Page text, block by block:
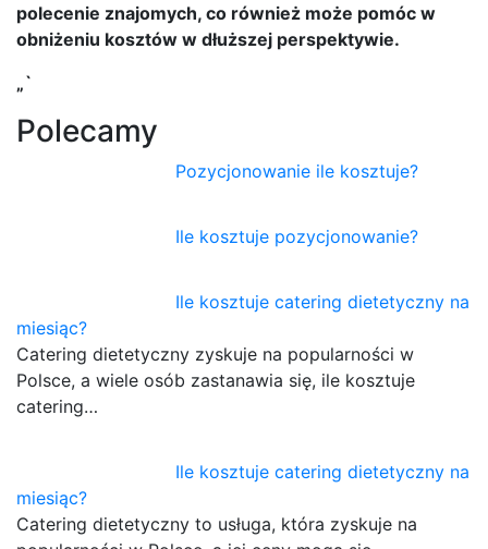
polecenie znajomych, co również może pomóc w
obniżeniu kosztów w dłuższej perspektywie.
„`
Polecamy
Pozycjonowanie ile kosztuje?
Ile kosztuje pozycjonowanie?
Ile kosztuje catering dietetyczny na
miesiąc?
Catering dietetyczny zyskuje na popularności w
Polsce, a wiele osób zastanawia się, ile kosztuje
catering…
Ile kosztuje catering dietetyczny na
miesiąc?
Catering dietetyczny to usługa, która zyskuje na